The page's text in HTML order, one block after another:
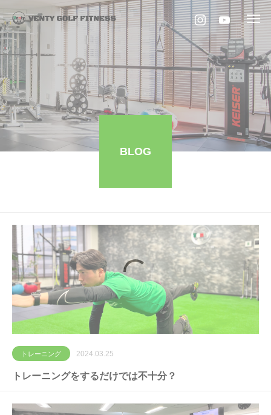
2024年 3月の記事一覧
BLOG
トレーニング 2024.03.25
トレーニングをするだけでは不十分？